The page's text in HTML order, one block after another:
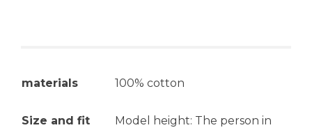
materials 100% cotton
Size and fit
Model height: The person in